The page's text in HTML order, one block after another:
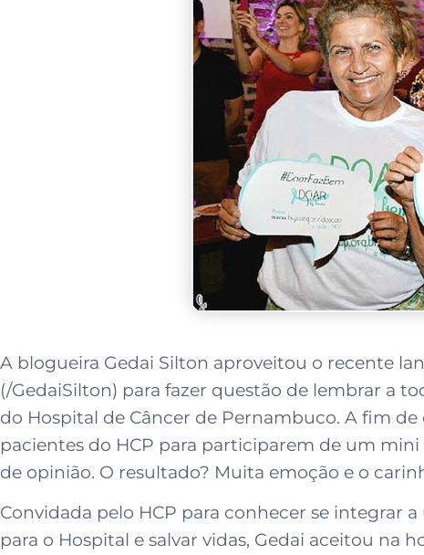
A blogueira Gedai Silton aproveitou o recente
(/GedaiSilton) para fazer questão de lembrar a
do Hospital de Câncer de Pernambuco. A fim
pacientes do HCP para participarem de um
de opinião. O resultado? Muita emoção e o
Convidada pelo HCP para conhecer se
para o Hospital e salvar vidas, Gedai aceitou na